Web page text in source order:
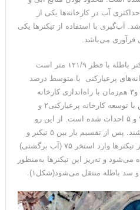
آب در کارخانه‌ها یکی از
آب‌گیری با استفاده از تیکنرها یکی
فرآوری می‌باشد.
مجتمع مس سرچشمه دارای ۵ تیکنر باطله با قطر ۱۲۱/۹ متر است
پرعیارکنی با متوسط درصد
جامد ۲۲/۵ می‌باشد. تیکنرهای ۲،۱ و۳ هم‌زمان با راه‌اندازی کارخانه
پر‌عیارکنی ۱ احداث‌شده‌اند؛ سپس با توسعه کارخانه پر‌عیارکنی۲ و
افزایش ظرفیت تولید، تیکنر‌های ۴ و ۵ احداث شده است. از این رو
ظرفیت این تیکنرها متفاوت می‌باشند. پس از تقسیم بار بین ۵ تیکنر و
اضافه کردن فلوکولانت، آب سرریز تیکنرها وارد استخر ۷۵ (آب برگشتی)
و ته‌ریز این تیکنرها به‌منظور
و سد باطله منتقل می‌شود(شکل۱).